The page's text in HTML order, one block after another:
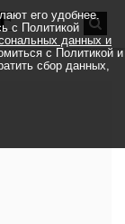
его удобнее.
с Политикой
данных и
с Политикой и
сбор данных,